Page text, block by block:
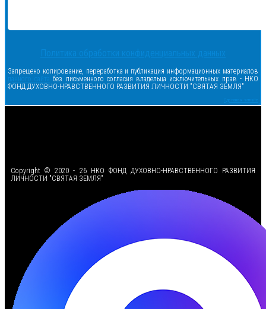
Политика обработки конфиденциальных данных
Запрещено копирование, переработка и публикация информационных материалов
данного сайта без письменного согласия владельца исключительных прав - НКО
ФОНД ДУХОВНО-НРАВСТВЕННОГО РАЗВИТИЯ ЛИЧНОСТИ "СВЯТАЯ ЗЕМЛЯ"
Сделано в samsite
Copyright © 2020 - 26 НКО ФОНД ДУХОВНО-НРАВСТВЕННОГО РАЗВИТИЯ
ЛИЧНОСТИ "СВЯТАЯ ЗЕМЛЯ"